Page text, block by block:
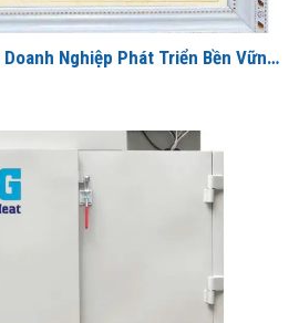
Nghiệp Phát Triển Bền Vững